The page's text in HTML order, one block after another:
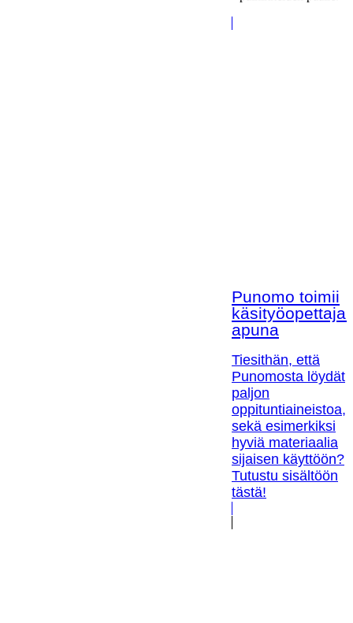
Punomo toimii
apuna
Tiesithän, että
Punomosta löydät
paljon
oppituntiaineistoa,
sekä esimerkiksi
hyviä materiaalia
sijaisen käyttöön?
Tutustu sisältöön
tästä!